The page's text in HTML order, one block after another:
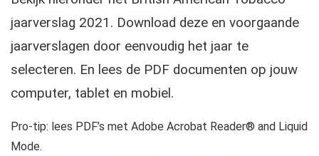
jaarverslag 2021. Download deze en voorgaande
jaarverslagen door eenvoudig het jaar te
selecteren. En lees de PDF documenten op jouw
computer, tablet en mobiel.
Pro-tip: lees PDF’s met Adobe Acrobat Reader® and Liquid
Mode.